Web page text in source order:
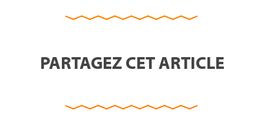
PARTAGEZ CET ARTICLE